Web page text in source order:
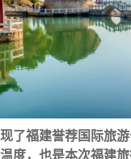
了福建誉荐国际旅游
度，也是本次福建